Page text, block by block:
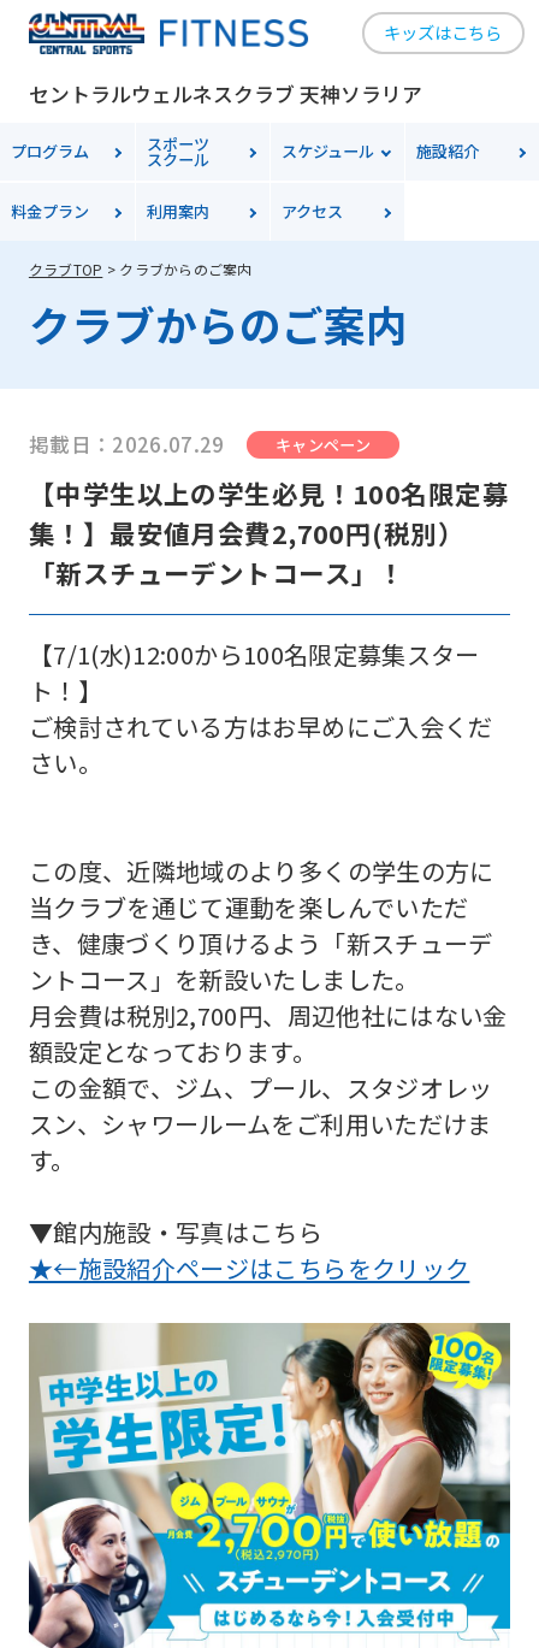
キッズはこちら
セントラルウェルネスクラブ 天神ソラリア
プログラム スポーツ
スクール スケジュール 施設紹介
料金プラン 利用案内 アクセス
クラブTOP クラブからのご案内
クラブからのご案内
掲載日：2026.07.29 キャンペーン
【中学生以上の学生必見！100名限定募
集！】最安値月会費2,700円(税別）
「新スチューデントコース」！
【7/1(水)12:00から100名限定募集スター
ト！】
ご検討されている方はお早めにご入会くだ
さい。
この度、近隣地域のより多くの学生の方に
当クラブを通じて運動を楽しんでいただ
き、健康づくり頂けるよう「新スチューデ
ントコース」を新設いたしました。
月会費は税別2,700円、周辺他社にはない金
額設定となっております。
この金額で、ジム、プール、スタジオレッ
スン、シャワールームをご利用いただけま
す。
▼館内施設・写真はこちら
★←施設紹介ページはこちらをクリック